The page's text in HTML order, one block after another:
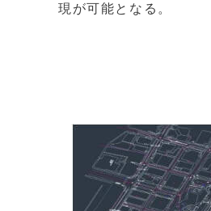
現が可能となる。